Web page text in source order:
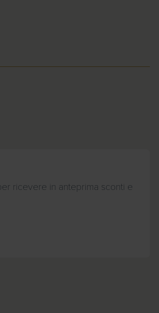
ricevere in anteprima sconti e